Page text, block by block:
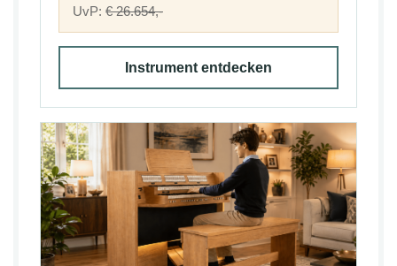
UvP: € 26.654,-
Instrument entdecken